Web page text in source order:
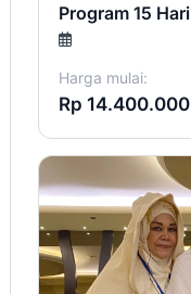
Program 15 Hari
Harga mulai:
Rp 14.400.000